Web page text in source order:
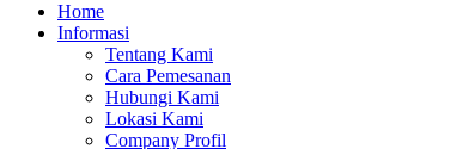
Home
Informasi
Tentang Kami
Cara Pemesanan
Hubungi Kami
Lokasi Kami
Company Profil